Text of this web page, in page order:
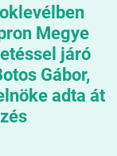
Megye
járó
Gábor,
adta át